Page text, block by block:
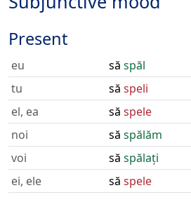
Present
eu să spăl
tu
să speli
el, ea
să spele
noi
să spălăm
voi
să spălați
ei, ele
să spele